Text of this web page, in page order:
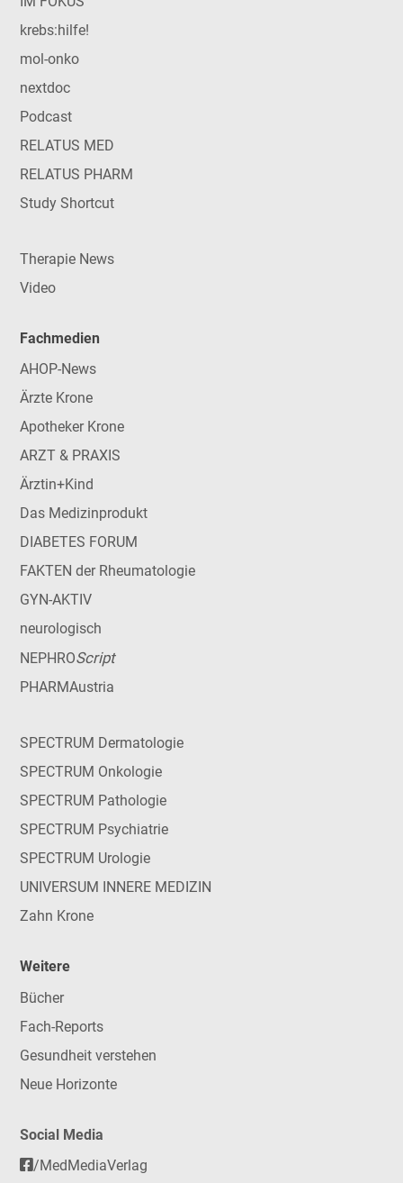
krebs:hilfe!
mol-onko
nextdoc
Podcast
RELATUS MED
RELATUS PHARM
Study Shortcut
Therapie News
Video
Fachmedien
AHOP-News
Ärzte Krone
Apotheker Krone
ARZT & PRAXIS
Ärztin+Kind
Das Medizinprodukt
DIABETES FORUM
FAKTEN der Rheumatologie
GYN-AKTIV
neurologisch
NEPHROScript
PHARMAustria
SPECTRUM Dermatologie
SPECTRUM Onkologie
SPECTRUM Pathologie
SPECTRUM Psychiatrie
SPECTRUM Urologie
UNIVERSUM INNERE MEDIZIN
Zahn Krone
Weitere
Bücher
Fach-Reports
Gesundheit verstehen
Neue Horizonte
Social Media
/MedMediaVerlag